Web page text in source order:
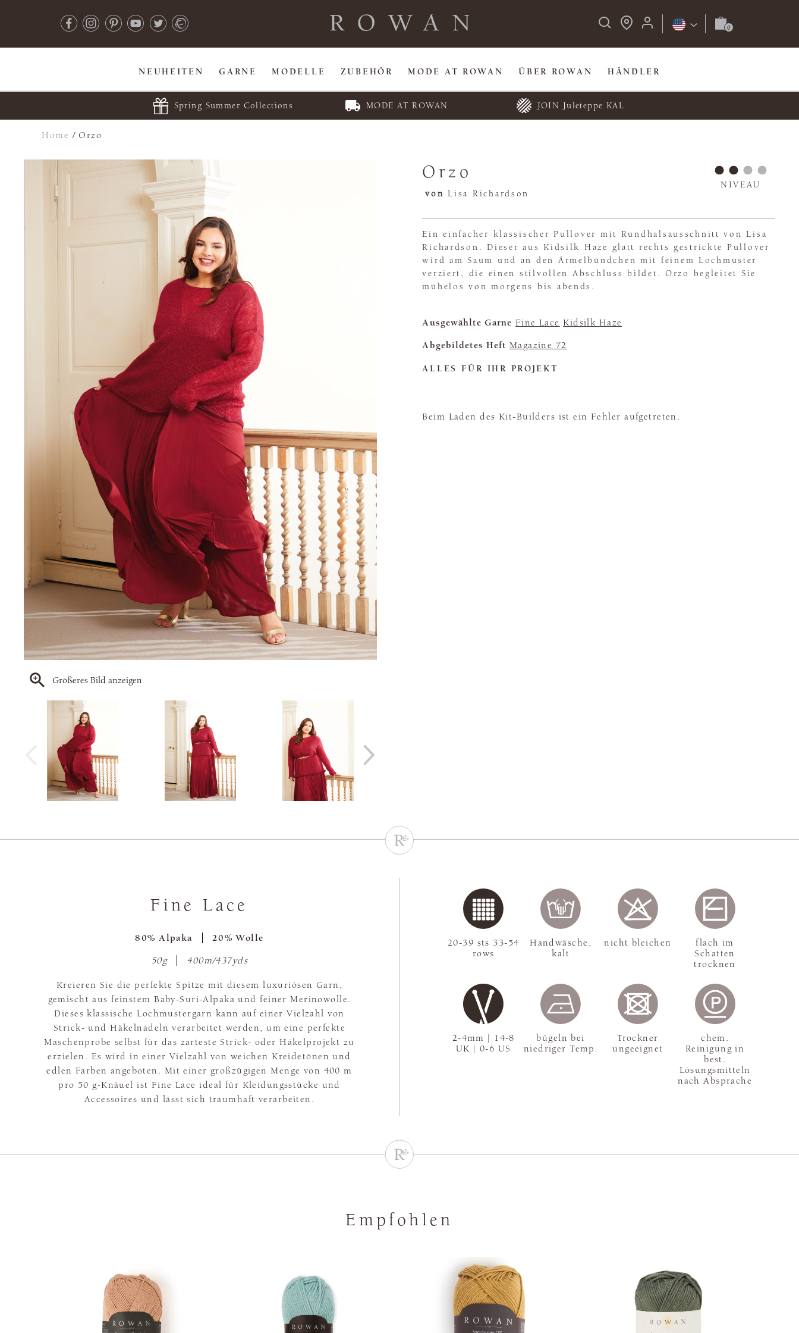
NEUHEITEN GARNE MODELLE ZUBEHÖR MODE AT ROWAN ÜBER ROWAN HÄNDLER
Spring Summer Collections MODE AT ROWAN JOIN Juleteppe KAL
Home /Orzo
Größeres Bild anzeigen
Orzo
von Lisa Richardson
NIVEAU
Ein einfacher klassischer Pullover mit Rundhalsausschnitt von Lisa
Richardson. Dieser aus Kidsilk Haze glatt rechts gestrickte Pullover
wird am Saum und an den Ärmelbündchen mit feinem Lochmuster
verziert, die einen stilvollen Abschluss bildet. Orzo begleitet Sie
mühelos von morgens bis abends.
Ausgewählte Garne Fine Lace Kidsilk Haze
Abgebildetes Heft Magazine 72
ALLES FÜR IHR PROJEKT
Beim Laden des Kit-Builders ist ein Fehler aufgetreten.
Fine Lace
80% Alpaka 20% Wolle
50g 400m/437yds
Kreieren Sie die perfekte Spitze mit diesem luxuriösen Garn,
gemischt aus feinstem Baby-Suri-Alpaka und feiner Merinowolle.
Dieses klassische Lochmustergarn kann auf einer Vielzahl von
Strick- und Häkelnadeln verarbeitet werden, um eine perfekte
Maschenprobe selbst für das zarteste Strick- oder Häkelprojekt zu
erzielen. Es wird in einer Vielzahl von weichen Kreidetönen und
edlen Farben angeboten. Mit einer großzügigen Menge von 400 m
pro 50 g-Knäuel ist Fine Lace ideal für Kleidungsstücke und
Accessoires und lässt sich traumhaft verarbeiten.
2-4mm | 14-8
UK | 0-6 US
20-39 sts 33-54
rows
Handwäsche,
kalt
nicht bleichen
flach im
Schatten
trocknen
bügeln bei
niedriger Temp.
Trockner
ungeeignet
chem.
Reinigung in
best.
Lösungsmitteln
nach Absprache
Empfohlen